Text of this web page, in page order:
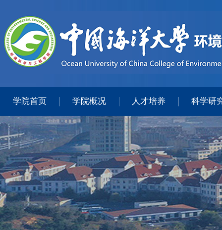
学院首页 学院概况 人才培养 科学研